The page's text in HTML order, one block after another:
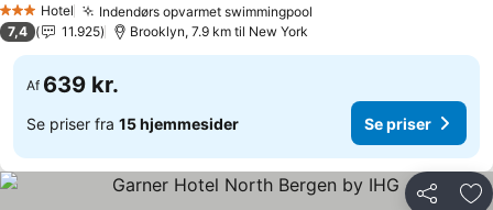
3 StjernerHotel Indendørs opvarmet swimmingpool
7,4 11.925 Brooklyn, 7.9 km til New York
Af 639 kr.
Se priser fra 15 hjemmesider Se priser
Del